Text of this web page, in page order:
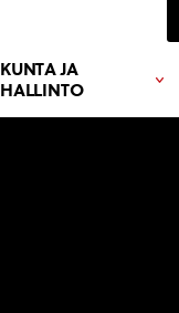
KUNTA JA
HALLINTO